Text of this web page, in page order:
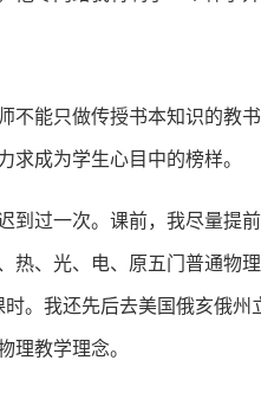
不能只做传授书本知识的教
求成为学生心目中的榜样。
到过一次。课前，我尽量提
热、光、电、原五门普通物
。我还先后去美国俄亥俄
理教学理念。